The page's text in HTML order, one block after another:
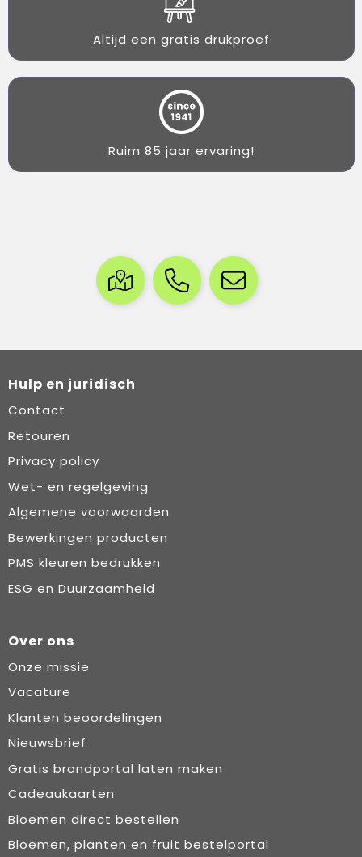
Altijd een gratis drukproef
Ruim 85 jaar ervaring!
Hulp en juridisch
Contact
Retouren
Privacy policy
Wet- en regelgeving
Algemene voorwaarden
Bewerkingen producten
PMS kleuren bedrukken
ESG en Duurzaamheid
Over ons
Onze missie
Vacature
Klanten beoordelingen
Nieuwsbrief
Gratis brandportal laten maken
Cadeaukaarten
Bloemen direct bestellen
Bloemen, planten en fruit bestelportal